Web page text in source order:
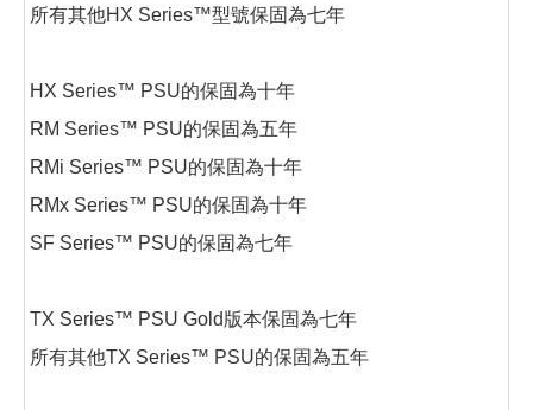
所有其他HX Series™型號保固為七年
HX Series™ PSU的保固為十年
RM Series™ PSU的保固為五年
RMi Series™ PSU的保固為十年
RMx Series™ PSU的保固為十年
SF Series™ PSU的保固為七年
TX Series™ PSU Gold版本保固為七年
所有其他TX Series™ PSU的保固為五年